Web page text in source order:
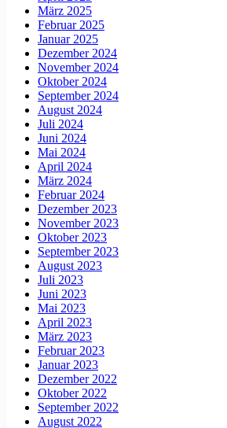
März 2025
Februar 2025
Januar 2025
Dezember 2024
November 2024
Oktober 2024
September 2024
August 2024
Juli 2024
Juni 2024
Mai 2024
April 2024
März 2024
Februar 2024
Dezember 2023
November 2023
Oktober 2023
September 2023
August 2023
Juli 2023
Juni 2023
Mai 2023
April 2023
März 2023
Februar 2023
Januar 2023
Dezember 2022
Oktober 2022
September 2022
August 2022